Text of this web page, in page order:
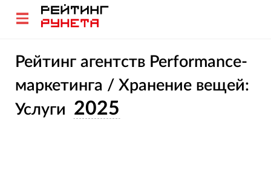
Рейтинг агентств Performance-
маркетинга / Хранение вещей:
Услуги 2025